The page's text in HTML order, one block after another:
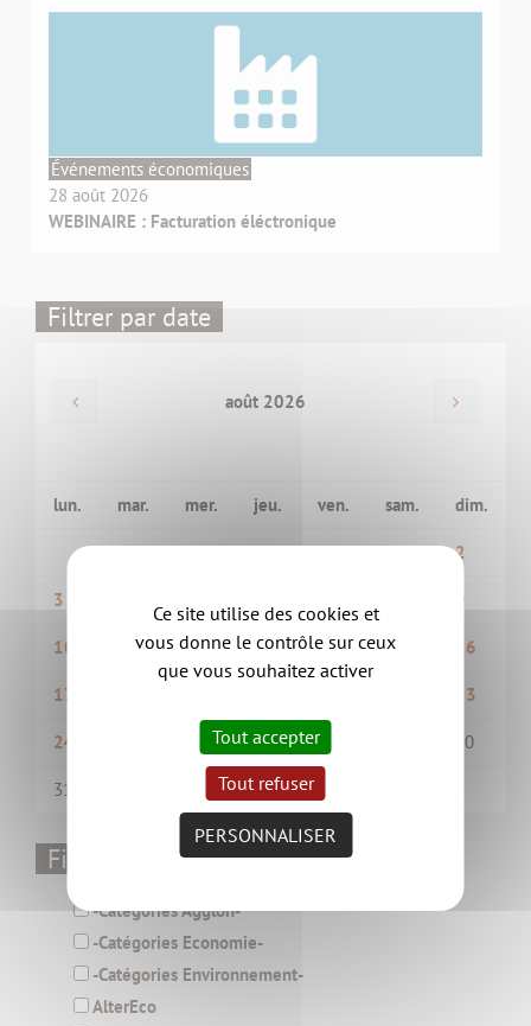
Événements économiques
28 août 2026
WEBINAIRE : Facturation éléctronique
Filtrer par date
août 2026
lun. mar. mer. jeu. ven. sam. dim.
1 2
3 9
10 11 12 13 14 15 16
17 23
24 27 28 30
31 3
Filtrer par thématique
-Catégories Aggloh-
-Catégories Economie-
-Catégories Environnement-
AlterEco
Ce site utilise des cookies et
vous donne le contrôle sur ceux
que vous souhaitez activer
Tout accepter
Tout refuser
PERSONNALISER